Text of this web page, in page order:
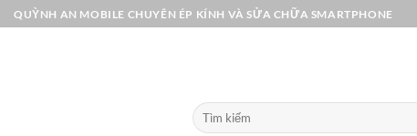
Bỏ
qua
QUỲNH AN MOBILE CHUYÊN ÉP KÍNH VÀ SỬA CHỮA SMARTPHONE
Tìm
kiếm: